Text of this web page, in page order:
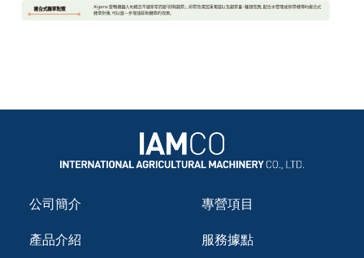
公司簡介
專營項目
產品介紹
服務據點